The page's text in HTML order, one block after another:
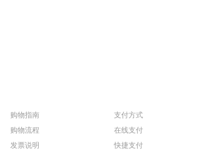
购物指南
购物流程
发票说明
支付方式
在线支付
快捷支付